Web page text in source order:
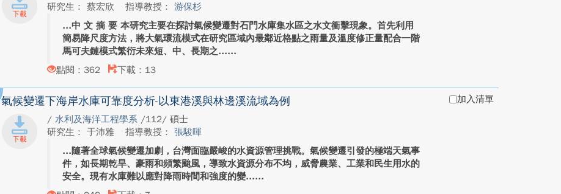
研究生： 蔡宏欣
指導教授： 游保杉
中 文 摘 要 本研究主要在探討氣候變遷對石門水庫集水區之水文衝擊現象。首先利用
簡易降尺度方法，將大氣環流模式在研究區域內最鄰近格點之雨量及溫度修正量配合一階
馬可夫鏈模式繁衍未來短、中、長期之...
點閱：362
下載：13
氣候變遷下海岸水庫可靠度分析-以東港溪與林邊溪流域為例
/ 水利及海洋工程學系 /112/ 碩士
研究生： 于沛雅
指導教授： 張駿暉
隨著全球氣候變遷加劇，台灣面臨嚴峻的水資源管理挑戰。氣候變遷引發的極端天氣事
件，如長期乾旱、豪雨和頻繁颱風，導致水資源分布不均，威脅農業、工業和民生用水的
安全。現有水庫難以應對降雨時間和強度的變...
加入清單